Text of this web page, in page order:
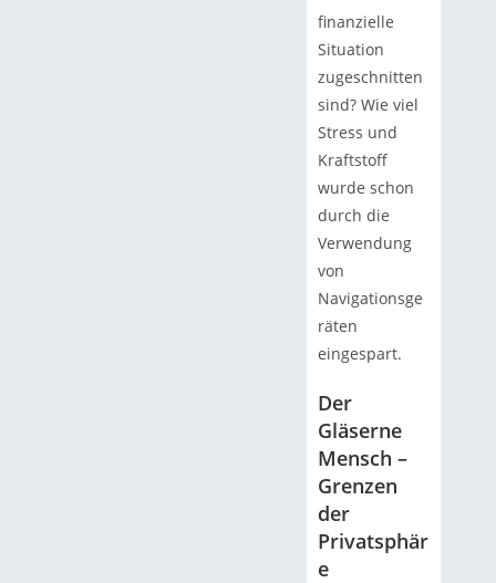
finanzielle
Situation
zugeschnitten
sind? Wie viel
Stress und
Kraftstoff
wurde schon
durch die
Verwendung
von
Navigationsge
räten
eingespart.
Der
Gläserne
Mensch –
Grenzen
der
Privatsphär
e